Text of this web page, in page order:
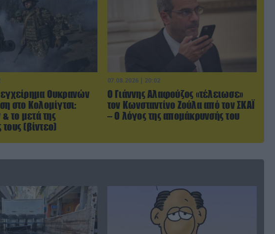
Ουκρανών
στο Κολομίγτσι:
& το μετά της
(βίντεο)
07.08.2026 | 20:02
Ο Γιάννης Αλαφούζος «τέλειωσε»
τον Κωνσταντίνο Ζούλα από τον ΣΚΑΪ
– Ο λόγος της απομάκρυνσής του